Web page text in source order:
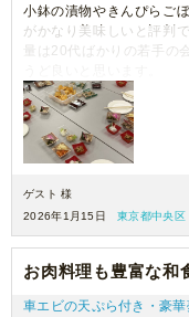
小鉢の漬物やきんぴらご
がかなり美味しいと評判で
量は20代ばかりの若手の
お届け時間も正確でした
ゲスト 様
2026年1月15日
東京都中央区
お肉料理も豊富な和
車エビの天ぷら付き・豪